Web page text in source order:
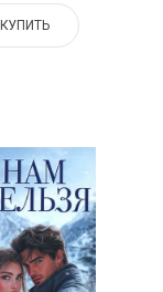
КУПИТЬ